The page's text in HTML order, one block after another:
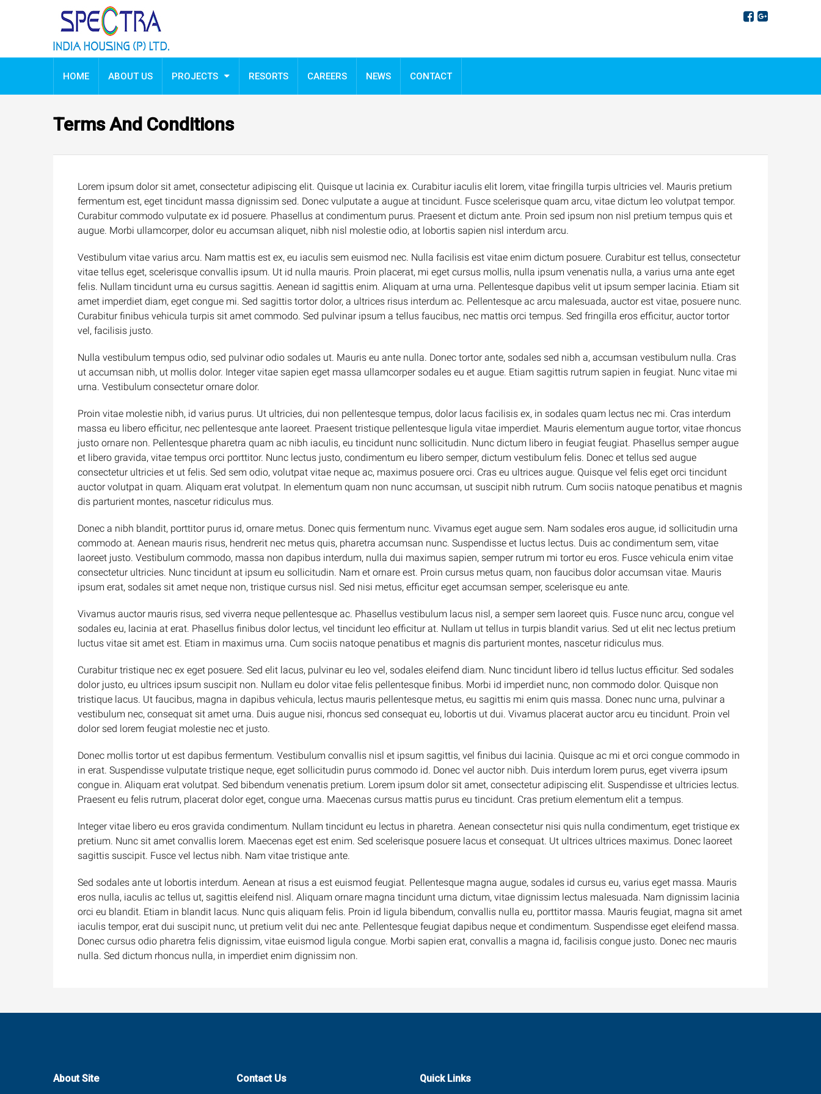
HOME ABOUT US PROJECTS RESORTS CAREERS NEWS CONTACT
Terms And Conditions
Lorem ipsum dolor sit amet, consectetur adipiscing elit. Quisque ut lacinia ex. Curabitur iaculis elit lorem, vitae fringilla turpis ultricies vel. Mauris pretium
fermentum est, eget tincidunt massa dignissim sed. Donec vulputate a augue at tincidunt. Fusce scelerisque quam arcu, vitae dictum leo volutpat tempor.
Curabitur commodo vulputate ex id posuere. Phasellus at condimentum purus. Praesent et dictum ante. Proin sed ipsum non nisl pretium tempus quis et
augue. Morbi ullamcorper, dolor eu accumsan aliquet, nibh nisl molestie odio, at lobortis sapien nisl interdum arcu.
Vestibulum vitae varius arcu. Nam mattis est ex, eu iaculis sem euismod nec. Nulla facilisis est vitae enim dictum posuere. Curabitur est tellus, consectetur
vitae tellus eget, scelerisque convallis ipsum. Ut id nulla mauris. Proin placerat, mi eget cursus mollis, nulla ipsum venenatis nulla, a varius urna ante eget
felis. Nullam tincidunt urna eu cursus sagittis. Aenean id sagittis enim. Aliquam at urna urna. Pellentesque dapibus velit ut ipsum semper lacinia. Etiam sit
amet imperdiet diam, eget congue mi. Sed sagittis tortor dolor, a ultrices risus interdum ac. Pellentesque ac arcu malesuada, auctor est vitae, posuere nunc.
Curabitur finibus vehicula turpis sit amet commodo. Sed pulvinar ipsum a tellus faucibus, nec mattis orci tempus. Sed fringilla eros efficitur, auctor tortor
vel, facilisis justo.
Nulla vestibulum tempus odio, sed pulvinar odio sodales ut. Mauris eu ante nulla. Donec tortor ante, sodales sed nibh a, accumsan vestibulum nulla. Cras
ut accumsan nibh, ut mollis dolor. Integer vitae sapien eget massa ullamcorper sodales eu et augue. Etiam sagittis rutrum sapien in feugiat. Nunc vitae mi
urna. Vestibulum consectetur ornare dolor.
Proin vitae molestie nibh, id varius purus. Ut ultricies, dui non pellentesque tempus, dolor lacus facilisis ex, in sodales quam lectus nec mi. Cras interdum
massa eu libero efficitur, nec pellentesque ante laoreet. Praesent tristique pellentesque ligula vitae imperdiet. Mauris elementum augue tortor, vitae rhoncus
justo ornare non. Pellentesque pharetra quam ac nibh iaculis, eu tincidunt nunc sollicitudin. Nunc dictum libero in feugiat feugiat. Phasellus semper augue
et libero gravida, vitae tempus orci porttitor. Nunc lectus justo, condimentum eu libero semper, dictum vestibulum felis. Donec et tellus sed augue
consectetur ultricies et ut felis. Sed sem odio, volutpat vitae neque ac, maximus posuere orci. Cras eu ultrices augue. Quisque vel felis eget orci tincidunt
auctor volutpat in quam. Aliquam erat volutpat. In elementum quam non nunc accumsan, ut suscipit nibh rutrum. Cum sociis natoque penatibus et magnis
dis parturient montes, nascetur ridiculus mus.
Donec a nibh blandit, porttitor purus id, ornare metus. Donec quis fermentum nunc. Vivamus eget augue sem. Nam sodales eros augue, id sollicitudin urna
commodo at. Aenean mauris risus, hendrerit nec metus quis, pharetra accumsan nunc. Suspendisse et luctus lectus. Duis ac condimentum sem, vitae
laoreet justo. Vestibulum commodo, massa non dapibus interdum, nulla dui maximus sapien, semper rutrum mi tortor eu eros. Fusce vehicula enim vitae
consectetur ultricies. Nunc tincidunt at ipsum eu sollicitudin. Nam et ornare est. Proin cursus metus quam, non faucibus dolor accumsan vitae. Mauris
ipsum erat, sodales sit amet neque non, tristique cursus nisl. Sed nisi metus, efficitur eget accumsan semper, scelerisque eu ante.
Vivamus auctor mauris risus, sed viverra neque pellentesque ac. Phasellus vestibulum lacus nisl, a semper sem laoreet quis. Fusce nunc arcu, congue vel
sodales eu, lacinia at erat. Phasellus finibus dolor lectus, vel tincidunt leo efficitur at. Nullam ut tellus in turpis blandit varius. Sed ut elit nec lectus pretium
luctus vitae sit amet est. Etiam in maximus urna. Cum sociis natoque penatibus et magnis dis parturient montes, nascetur ridiculus mus.
Curabitur tristique nec ex eget posuere. Sed elit lacus, pulvinar eu leo vel, sodales eleifend diam. Nunc tincidunt libero id tellus luctus efficitur. Sed sodales
dolor justo, eu ultrices ipsum suscipit non. Nullam eu dolor vitae felis pellentesque finibus. Morbi id imperdiet nunc, non commodo dolor. Quisque non
tristique lacus. Ut faucibus, magna in dapibus vehicula, lectus mauris pellentesque metus, eu sagittis mi enim quis massa. Donec nunc urna, pulvinar a
vestibulum nec, consequat sit amet urna. Duis augue nisi, rhoncus sed consequat eu, lobortis ut dui. Vivamus placerat auctor arcu eu tincidunt. Proin vel
dolor sed lorem feugiat molestie nec et justo.
Donec mollis tortor ut est dapibus fermentum. Vestibulum convallis nisl et ipsum sagittis, vel finibus dui lacinia. Quisque ac mi et orci congue commodo in
in erat. Suspendisse vulputate tristique neque, eget sollicitudin purus commodo id. Donec vel auctor nibh. Duis interdum lorem purus, eget viverra ipsum
congue in. Aliquam erat volutpat. Sed bibendum venenatis pretium. Lorem ipsum dolor sit amet, consectetur adipiscing elit. Suspendisse et ultricies lectus.
Praesent eu felis rutrum, placerat dolor eget, congue urna. Maecenas cursus mattis purus eu tincidunt. Cras pretium elementum elit a tempus.
Integer vitae libero eu eros gravida condimentum. Nullam tincidunt eu lectus in pharetra. Aenean consectetur nisi quis nulla condimentum, eget tristique ex
pretium. Nunc sit amet convallis lorem. Maecenas eget est enim. Sed scelerisque posuere lacus et consequat. Ut ultrices ultrices maximus. Donec laoreet
sagittis suscipit. Fusce vel lectus nibh. Nam vitae tristique ante.
Sed sodales ante ut lobortis interdum. Aenean at risus a est euismod feugiat. Pellentesque magna augue, sodales id cursus eu, varius eget massa. Mauris
eros nulla, iaculis ac tellus ut, sagittis eleifend nisl. Aliquam ornare magna tincidunt urna dictum, vitae dignissim lectus malesuada. Nam dignissim lacinia
orci eu blandit. Etiam in blandit lacus. Nunc quis aliquam felis. Proin id ligula bibendum, convallis nulla eu, porttitor massa. Mauris feugiat, magna sit amet
iaculis tempor, erat dui suscipit nunc, ut pretium velit dui nec ante. Pellentesque feugiat dapibus neque et condimentum. Suspendisse eget eleifend massa.
Donec cursus odio pharetra felis dignissim, vitae euismod ligula congue. Morbi sapien erat, convallis a magna id, facilisis congue justo. Donec nec mauris
nulla. Sed dictum rhoncus nulla, in imperdiet enim dignissim non.
About Site Contact Us Quick Links